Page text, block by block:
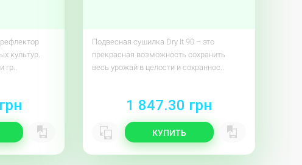
культур.
гр..
Подвесная сушилка Dry It 90 – это
прекрасная возможность сохранить
весь урожай в целости и сохраннос..
1 847.30 грн
КУПИТЬ